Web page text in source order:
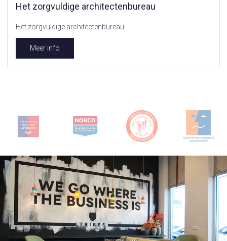
Het zorgvuldige architectenbureau
Het zorgvuldige architectenbureau
Meer info